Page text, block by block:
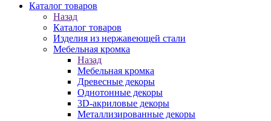
Каталог товаров
Назад
Каталог товаров
Изделия из нержавеющей стали
Мебельная кромка
Назад
Мебельная кромка
Древесные декоры
Однотонные декоры
3D-акриловые декоры
Металлизированные декоры